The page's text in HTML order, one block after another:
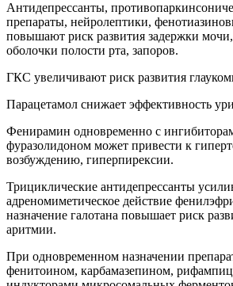
Антидепрессанты,
препараты, нейролептики,
повышают риск развития задержки мочи,
оболочки полости рта, запоров.
ГКС увеличивают риск развития
Парацетамол снижает эффективность
Фенирамин одновременно с
фуразолидоном может привести к
возбуждению, гиперпирексии.
Трициклические антидепрессанты
адреномиметическое действие
назначение галотана повышает риск
аритмии.
При одновременном назначении
фенитоином, карбамазепином,